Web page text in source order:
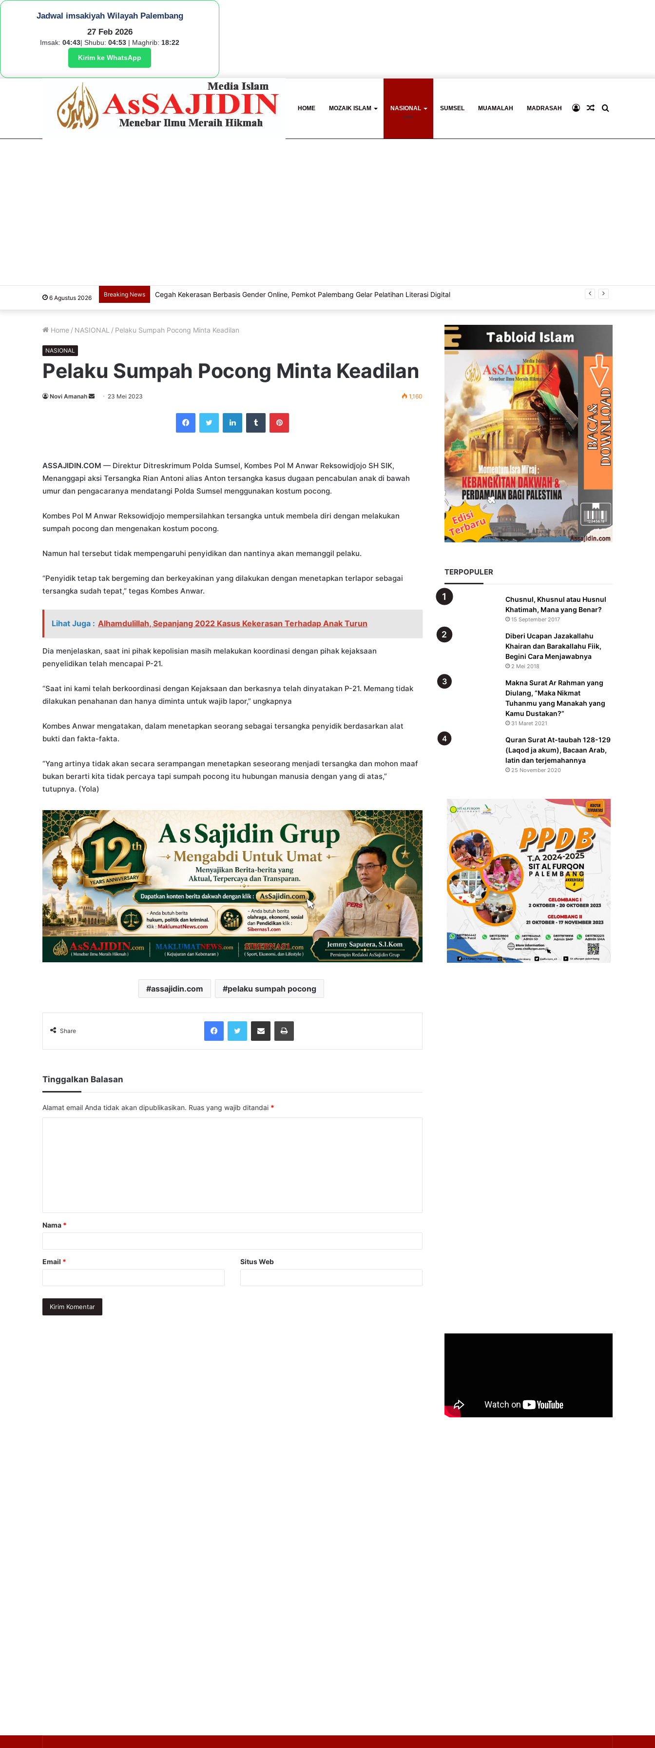
Jadwal imsakiyah Wilayah Palembang
27 Feb 2026
Imsak: 04:43| Shubu: 04:53 | Maghrib: 18:22
Kirim ke WhatsApp
HOME MOZAIK ISLAM NASIONAL SUMSEL MUAMALAH MADRASAH Search
Baca
Log
6 Agustus 2026 Breaking News Cegah Kekerasan Berbasis Gender Online, Pemkot Palembang Gelar Pelatihan Literasi Digital
Home / NASIONAL / Pelaku Sumpah Pocong Minta Keadilan
NASIONAL
Pelaku Sumpah Pocong Minta Keadilan
Novi Amanah
Send 23 Mei 2023 1,160
FacebookTwitterLinkedInTumblrPinterest
ASSAJIDIN.COM — Direktur Ditreskrimum Polda Sumsel, Kombes Pol M Anwar Reksowidjojo SH SIK,
Menanggapi aksi Tersangka Rian Antoni alias Anton tersangka kasus dugaan pencabulan anak di bawah
umur dan pengacaranya mendatangi Polda Sumsel menggunakan kostum pocong.
Kombes Pol M Anwar Reksowidjojo mempersilahkan tersangka untuk membela diri dengan melakukan
sumpah pocong dan mengenakan kostum pocong.
Namun hal tersebut tidak mempengaruhi penyidikan dan nantinya akan memanggil pelaku.
“Penyidik tetap tak bergeming dan berkeyakinan yang dilakukan dengan menetapkan terlapor sebagai
tersangka sudah tepat,” tegas Kombes Anwar.
Lihat Juga : Alhamdulillah, Sepanjang 2022 Kasus Kekerasan Terhadap Anak Turun
Dia menjelaskan, saat ini pihak kepolisian masih melakukan koordinasi dengan pihak kejaksaan
penyelidikan telah mencapai P-21.
“Saat ini kami telah berkoordinasi dengan Kejaksaan dan berkasnya telah dinyatakan P-21. Memang tidak
dilakukan penahanan dan hanya diminta untuk wajib lapor,” ungkapnya
Kombes Anwar mengatakan, dalam menetapkan seorang sebagai tersangka penyidik berdasarkan alat
bukti dan fakta-fakta.
“Yang artinya tidak akan secara serampangan menetapkan seseorang menjadi tersangka dan mohon maaf
bukan berarti kita tidak percaya tapi sumpah pocong itu hubungan manusia dengan yang di atas,”
tutupnya. (Yola)
assajidin.com pelaku sumpah pocong
Share
FacebookTwitterShare via Email Print
Tinggalkan Balasan
Alamat email Anda tidak akan dipublikasikan. Ruas yang wajib ditandai *
a
r
Nama *
Email * Situs Web
TERPOPULER
Chusnul, Khusnul atau Husnul
Khatimah, Mana yang Benar?
15 September 2017
Diberi Ucapan Jazakallahu
Khairan dan Barakallahu Fiik,
Begini Cara Menjawabnya
2 Mei 2018
Makna Surat Ar Rahman yang
Diulang, “Maka Nikmat
Tuhanmu yang Manakah yang
Kamu Dustakan?”
31 Maret 2021
Quran Surat At-taubah 128-129
(Laqod ja akum), Bacaan Arab,
latin dan terjemahannya
25 November 2020